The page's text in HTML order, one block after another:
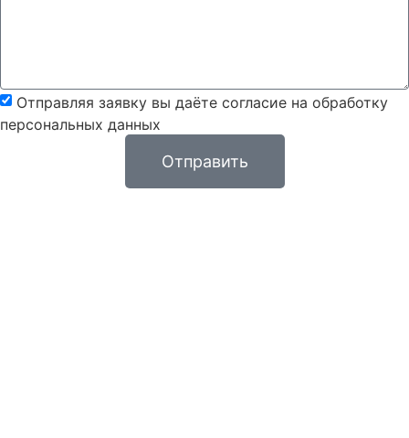
Отправляя заявку вы даёте согласие на обработку
персональных данных
Отправить